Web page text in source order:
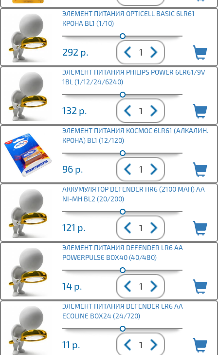
ЭЛЕМЕНТ ПИТАНИЯ OPTICELL BASIC 6LR61
КРОНА BL1 (1/10)
292 р.
ЭЛЕМЕНТ ПИТАНИЯ PHILIPS POWER 6LR61/9V
1BL (1/12/24/6240)
132 р.
ЭЛЕМЕНТ ПИТАНИЯ КОСМОС 6LR61 (АЛКАЛИН.
КРОНА) BL1 (12/120)
96 р.
АККУМУЛЯТОР DEFENDER HR6 (2100 MAH) АА
NI-MH BL2 (20/200)
121 р.
ЭЛЕМЕНТ ПИТАНИЯ DEFENDER LR6 AA
POWERPULSE BOX40 (40/480)
14 р.
ЭЛЕМЕНТ ПИТАНИЯ DEFENDER LR6 АА
ECOLINE BOX24 (24/720)
11 р.